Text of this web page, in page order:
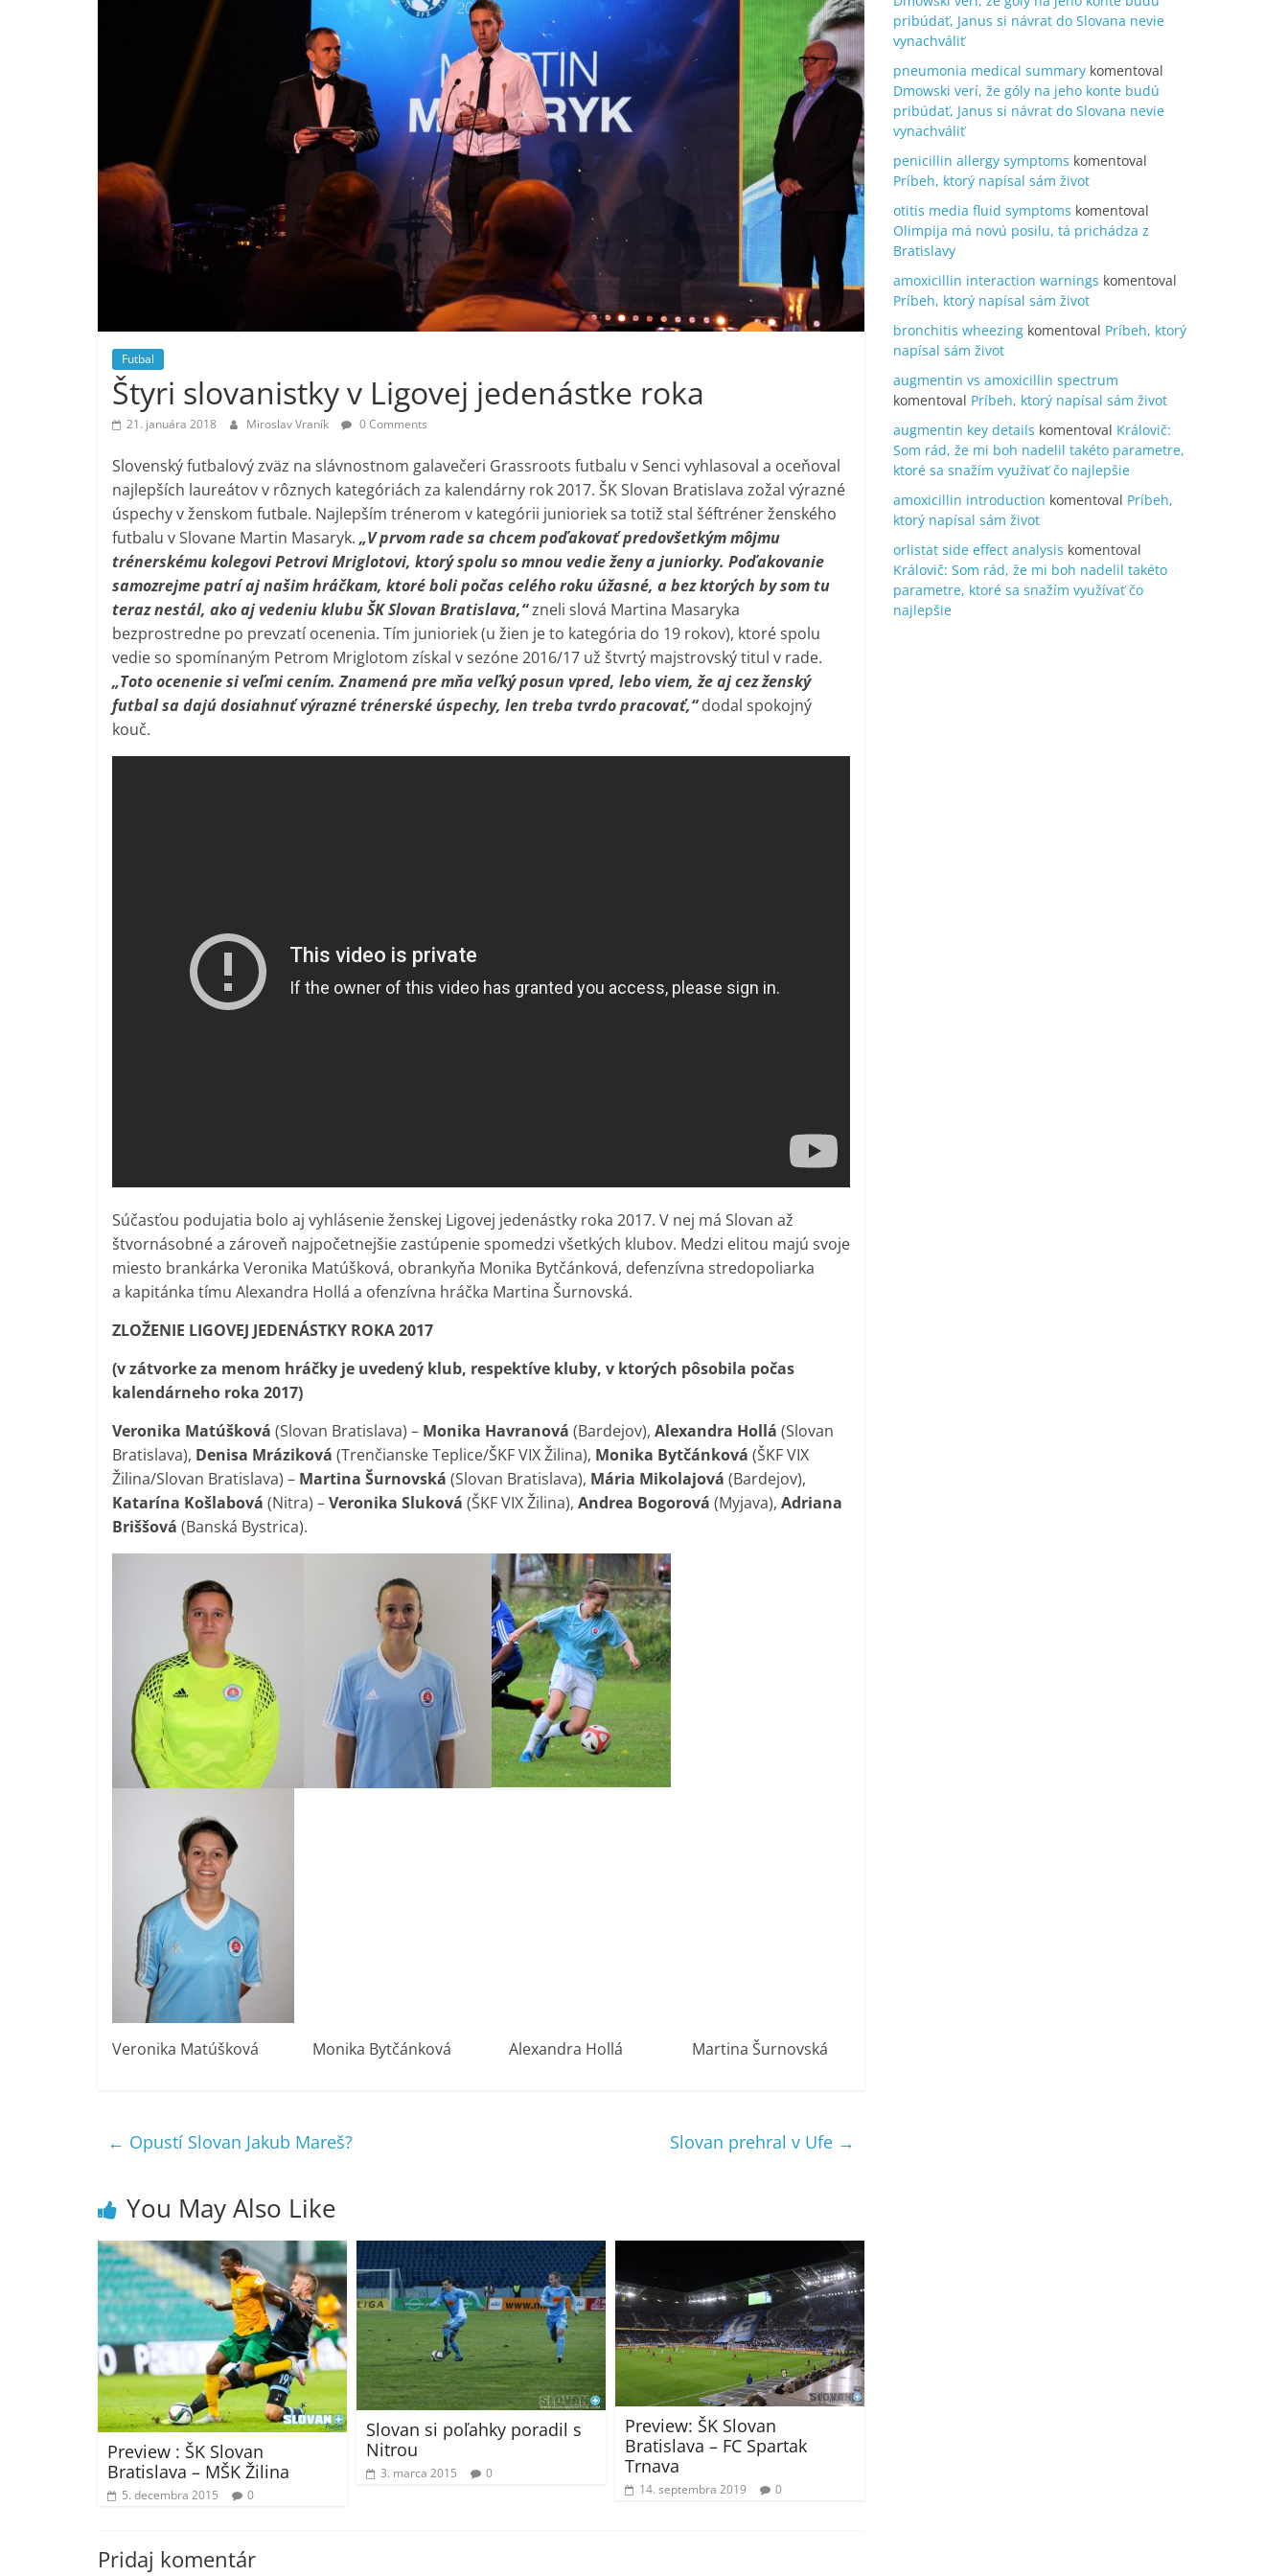
Futbal
Štyri slovanistky v Ligovej jedenástke roka
21. januára 2018 Miroslav Vraník 0 Comments
Slovenský futbalový zväz na slávnostnom galavečeri Grassroots futbalu v Senci vyhlasoval a oceňoval
najlepších laureátov v rôznych kategóriách za kalendárny rok 2017. ŠK Slovan Bratislava zožal výrazné
úspechy v ženskom futbale. Najlepším trénerom v kategórii junioriek sa totiž stal šéftréner ženského
futbalu v Slovane Martin Masaryk. „V prvom rade sa chcem poďakovať predovšetkým môjmu
trénerskému kolegovi Petrovi Mriglotovi, ktorý spolu so mnou vedie ženy a juniorky. Poďakovanie
samozrejme patrí aj našim hráčkam, ktoré boli počas celého roku úžasné, a bez ktorých by som tu
teraz nestál, ako aj vedeniu klubu ŠK Slovan Bratislava,“zneli slová Martina Masaryka
bezprostredne po prevzatí ocenenia. Tím junioriek (u žien je to kategória do 19 rokov), ktoré spolu
vedie so spomínaným Petrom Mriglotom získal v sezóne 2016/17 už štvrtý majstrovský titul v rade.
„Toto ocenenie si veľmi cením. Znamená pre mňa veľký posun vpred, lebo viem, že aj cez ženský
futbal sa dajú dosiahnuť výrazné trénerské úspechy, len treba tvrdo pracovať,“dodal spokojný
kouč.
Súčasťou podujatia bolo aj vyhlásenie ženskej Ligovej jedenástky roka 2017. V nej má Slovan až
štvornásobné a zároveň najpočetnejšie zastúpenie spomedzi všetkých klubov. Medzi elitou majú svoje
miesto brankárka Veronika Matúšková, obrankyňa Monika Bytčánková, defenzívna stredopoliarka
a kapitánka tímu Alexandra Hollá a ofenzívna hráčka Martina Šurnovská.
ZLOŽENIE LIGOVEJ JEDENÁSTKY ROKA 2017
(v zátvorke za menom hráčky je uvedený klub, respektíve kluby, v ktorých pôsobila počas
kalendárneho roka 2017)
Veronika Matúšková (Slovan Bratislava) – Monika Havranová (Bardejov), Alexandra Hollá (Slovan
Bratislava), Denisa Mráziková (Trenčianske Teplice/ŠKF VIX Žilina), Monika Bytčánková (ŠKF VIX
Žilina/Slovan Bratislava) – Martina Šurnovská (Slovan Bratislava), Mária Mikolajová (Bardejov),
Katarína Košlabová (Nitra) –Veronika Sluková (ŠKF VIX Žilina), Andrea Bogorová (Myjava), Adriana
Briššová (Banská Bystrica).
Veronika Matúšková Monika Bytčánková Alexandra Hollá Martina Šurnovská
← Opustí Slovan Jakub Mareš? Slovan prehral v Ufe →
You May Also Like
Preview : ŠK Slovan
Bratislava – MŠK Žilina
5. decembra 2015 0
Slovan si poľahky poradil s
Nitrou
3. marca 2015 0
Preview: ŠK Slovan
Bratislava – FC Spartak
Trnava
14. septembra 2019 0
Pridaj komentár
pribúdať, Janus si návrat do Slovana nevie
vynachváliť
pneumonia medical summary komentoval
Dmowski verí, že góly na jeho konte budú
pribúdať, Janus si návrat do Slovana nevie
vynachváliť
penicillin allergy symptoms komentoval
Príbeh, ktorý napísal sám život
otitis media fluid symptoms komentoval
Olimpija má novú posilu, tá prichádza z
Bratislavy
amoxicillin interaction warnings komentoval
Príbeh, ktorý napísal sám život
bronchitis wheezing komentoval Príbeh, ktorý
napísal sám život
augmentin vs amoxicillin spectrum
komentoval Príbeh, ktorý napísal sám život
augmentin key details komentoval Královič:
Som rád, že mi boh nadelil takéto parametre,
ktoré sa snažím využívať čo najlepšie
amoxicillin introduction komentoval Príbeh,
ktorý napísal sám život
orlistat side effect analysis komentoval
Královič: Som rád, že mi boh nadelil takéto
parametre, ktoré sa snažím využívať čo
najlepšie